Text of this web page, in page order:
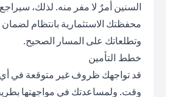
السنين أمرٌ لا مفر منه. لذلك، سيراجع
محفظتك الاستثمارية بانتظام لضمان
وتطلعاتك على المسار الصحيح.
خطط التأمين
قد تواجهك ظروف غير متوقعة في أي
وقت. ولمساعدتك في مواجهتها بطريقة